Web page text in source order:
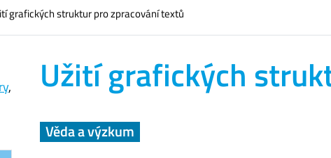
grafických struktur pro zpracování textů
Užití grafických
Věda a výzkum
,